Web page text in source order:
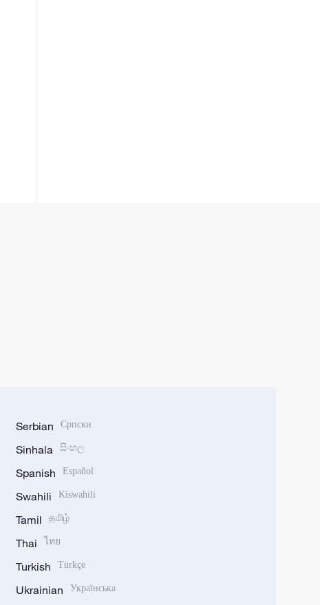
Serbian Српски
Sinhala සිංහල
Spanish Español
Swahili Kiswahili
Tamil தமிழ்
Thai ไทย
Turkish Türkçe
Ukrainian Українська